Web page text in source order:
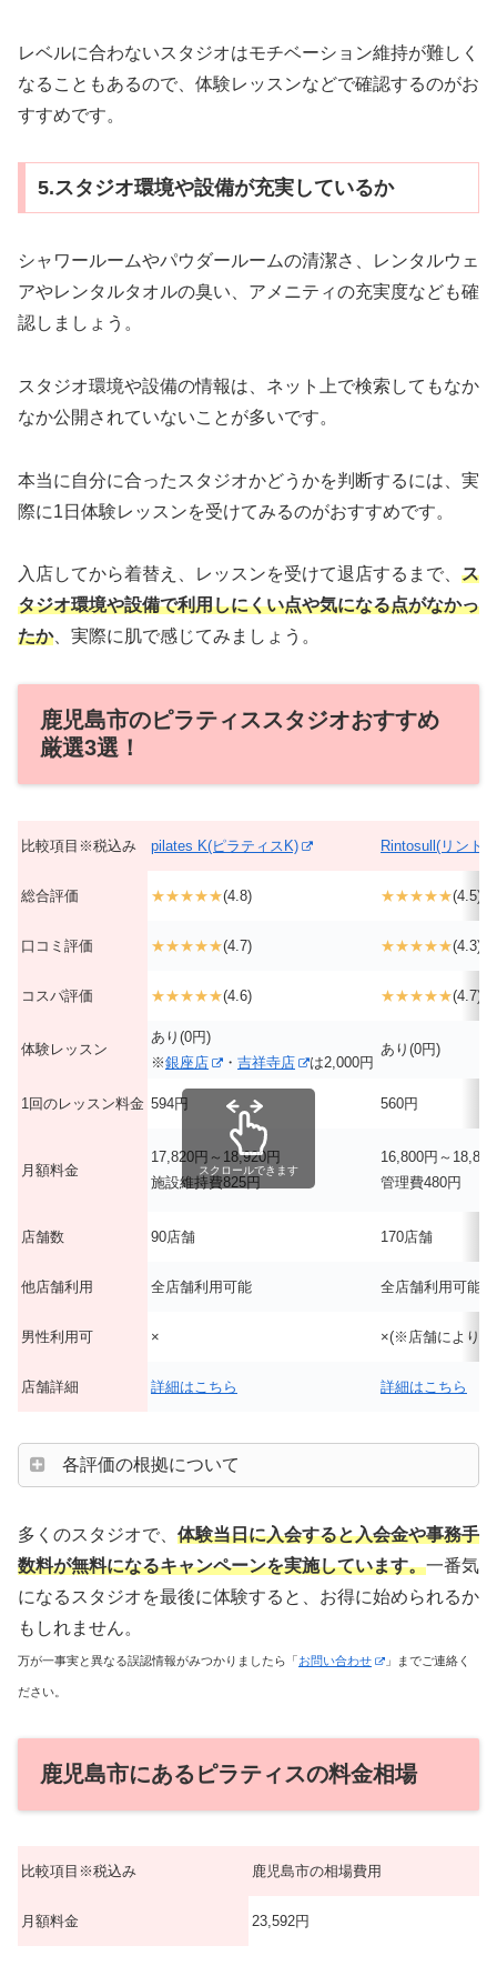
レベルに合わないスタジオはモチベーション維持が難しく
なることもあるので、体験レッスンなどで確認するのがお
すすめです。
5.スタジオ環境や設備が充実しているか
シャワールームやパウダールームの清潔さ、レンタルウェ
アやレンタルタオルの臭い、アメニティの充実度なども確
認しましょう。
スタジオ環境や設備の情報は、ネット上で検索してもなか
なか公開されていないことが多いです。
本当に自分に合ったスタジオかどうかを判断するには、実
際に1日体験レッスンを受けてみるのがおすすめです。
入店してから着替え、レッスンを受けて退店するまで、 ス
タジオ環境や設備で利用しにくい点や気になる点がなかっ
たか、実際に肌で感じてみましょう。
鹿児島市のピラティススタジオおすすめ
厳選3選！
比較項目※税込み pilates K(ピラティスK) Rintosull(リント
総合評価 ★★★★★(4.8) ★★★★★(4.5)
口コミ評価 ★★★★★(4.7) ★★★★★(4.3)
コスパ評価 ★★★★★(4.6) ★★★★★(4.7)
体験レッスン
あり(0円)
※銀座店 ・ 吉祥寺店 は2,000円
あり(0円)
1回のレッスン料金 594円 560円
月額料金
17,820円～18,920円
施設維持費825円
16,800円～
管理費480円
店舗数 90店舗 170店舗
他店舗利用 全店舗利用可能 全店舗利用可能
男性利用可 × ×(※店舗により異
店舗詳細 詳細はこちら 詳細はこちら
スクロールできます
各評価の根拠について
多くのスタジオで、 体験当日に入会すると入会金や事務手
数料が無料になるキャンペーンを実施しています。一番気
になるスタジオを最後に体験すると、お得に始められるか
もしれません。
万が一事実と異なる誤認情報がみつかりましたら「 お問い合わせ 」までご連絡く
ださい。
鹿児島市にあるピラティスの料金相場
比較項目※税込み 鹿児島市の相場費用
月額料金 23,592円